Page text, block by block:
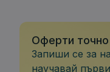
Оферти точно
Запиши се за
научавай